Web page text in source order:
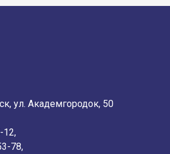
ул. Академгородок, 50
12,
78,